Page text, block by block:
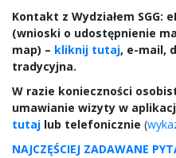
Kontakt z Wydziałem SGG:
(wnioski o udostępnienie
map) – kliknij tutaj, e-mail,
tradycyjna.
W razie konieczności
umawianie wizyty w
tutaj lub telefonicznie (
NAJCZĘŚCIEJ ZADAWANE